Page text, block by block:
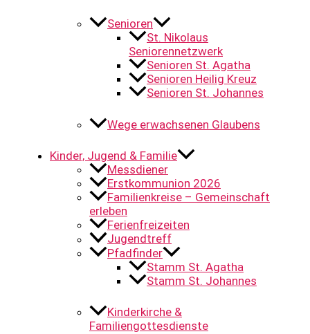
Senioren
St. Nikolaus
Seniorennetzwerk
Senioren St. Agatha
Senioren Heilig Kreuz
Senioren St. Johannes
Wege erwachsenen Glaubens
Kinder, Jugend & Familie
Messdiener
Erstkommunion 2026
Familienkreise – Gemeinschaft
erleben
Ferienfreizeiten
Jugendtreff
Pfadfinder
Stamm St. Agatha
Stamm St. Johannes
Kinderkirche &
Familiengottesdienste